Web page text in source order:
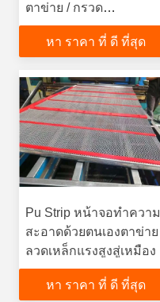
ตาข่าย / กรวด
อุตสาหกรรมลวดเหล็ก
หา ราคา ที่ ดี ที่สุด
Pu Strip หน้าจอทำความ
สะอาดด้วยตนเองตาข่าย
ลวดเหล็กแรงสูงสู่เหมือง
หา ราคา ที่ ดี ที่สุด